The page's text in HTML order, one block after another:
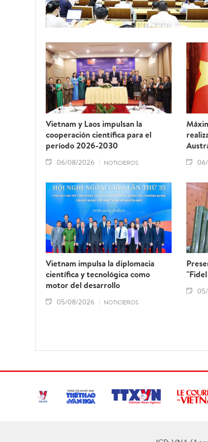
Vietnam y Laos impulsan la
cooperación científica para el
período 2026-2030
06/08/2026 NOTICIEROS
Vietnam impulsa la diplomacia
científica y tecnológica como
motor del desarrollo
05/08/2026 NOTICIEROS